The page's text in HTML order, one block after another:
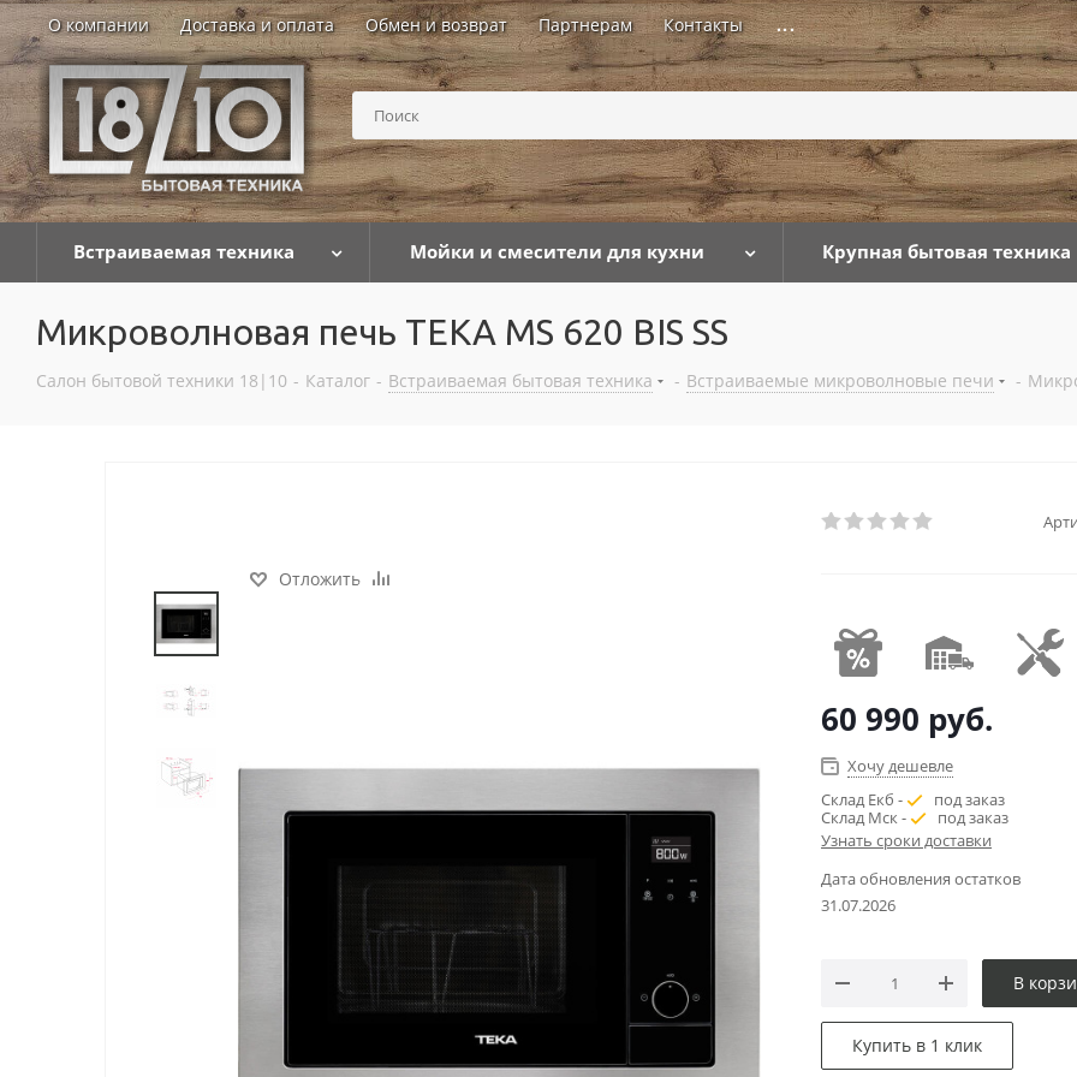
О компании Доставка и оплата Обмен и возврат Партнерам Контакты ...
Встраиваемая техника Мойки и смесители для кухни Крупная бытовая техника
Микроволновая печь TEKA MS 620 BIS SS
Салон бытовой техники 18|10 - Каталог - Встраиваемая бытовая техника - Встраиваемые микроволновые печи -
Отложить
60 990 руб.
Хочу дешевле
Склад Екб -
под заказ
Склад Мск -
под заказ
Узнать сроки доставки
Дата обновления остатков
31.07.2026
В
Купить в 1 клик